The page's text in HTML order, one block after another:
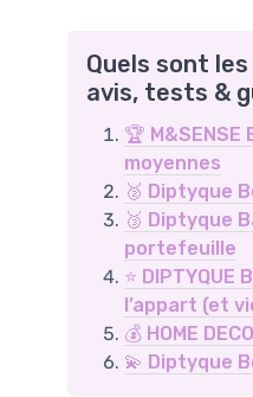
Quels sont
avis, tests &
🏆
moyennes
🥈 Diptyque
🥉 Diptyque
portefeuille
⭐
l’appart (et
💰 HOME
💫 Diptyque